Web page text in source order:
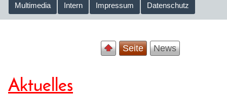
Multimedia Intern Impressum Datenschutz
Seite News
Aktuelles